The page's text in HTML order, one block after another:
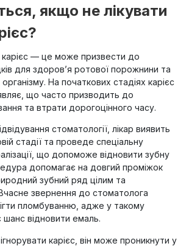
якщо не лікувати
карієс — це може призвести до
для здоров’я ротової порожнини та
На початкових стадіях карієс
що часто призводить до
та втрати дорогоцінного часу.
стоматології, лікар виявить
стадії та проведе спеціальну
що допоможе відновити зубну
допомагає на довгий проміжок
зубний ряд цілим та
звернення до стоматолога
пломбуванню, адже у такому
відновити емаль.
карієс, він може проникнути у